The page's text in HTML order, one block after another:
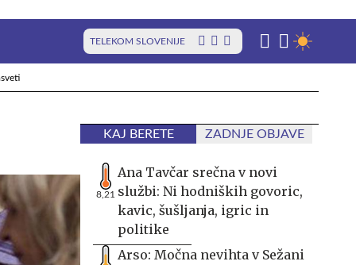
TELEKOM SLOVENIJE
KAJ BERETE ZADNJE OBJAVE
8,21
Ana Tavčar srečna v novi
službi: Ni hodniških govoric,
kavic, šušljanja, igric in
politike
Arso: Močna nevihta v Sežani